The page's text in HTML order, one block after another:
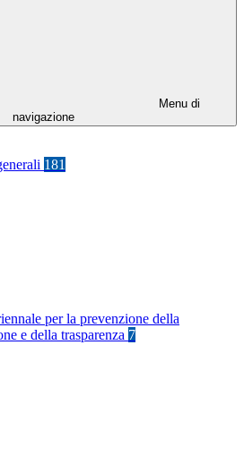
Menu di
navigazione
181
per la prevenzione della
e della trasparenza 7